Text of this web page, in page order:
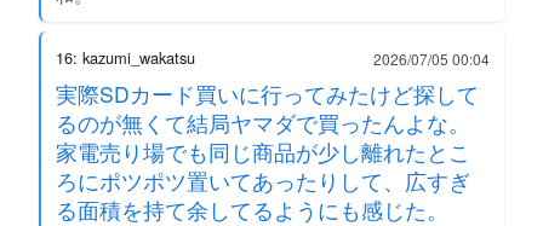
16: kazumi_wakatsu 2026/07/05 00:04
実際SDカード買いに行ってみたけど探して
るのが無くて結局ヤマダで買ったんよな。
家電売り場でも同じ商品が少し離れたとこ
ろにポツポツ置いてあったりして、広すぎ
る面積を持て余してるようにも感じた。